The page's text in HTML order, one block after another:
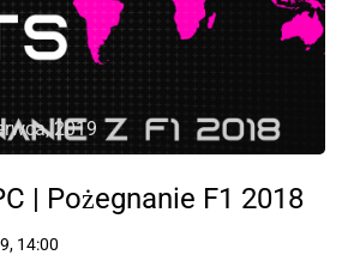
2019
| Pożegnanie F1 2018
14:00